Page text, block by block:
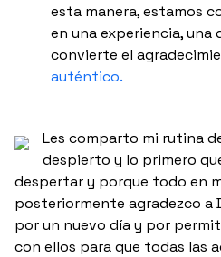
esta manera, estamos
en una experiencia, una
convierte el
auténtico.
Les comparto mi rutina
despierto y lo primero
despertar y porque todo en
posteriormente agradezco a
por un nuevo día y por
con ellos para que todas las